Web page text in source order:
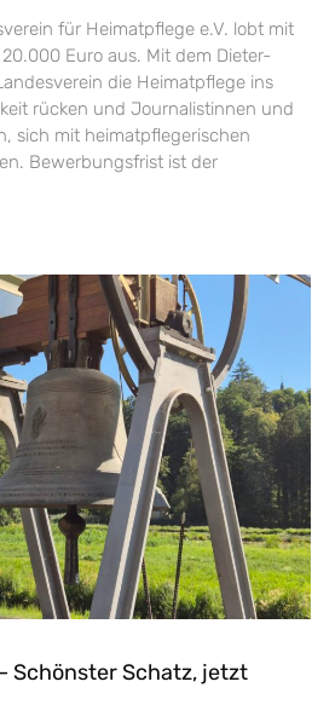
für Heimatpflege e.V. lobt mit
Euro aus. Mit dem Dieter-
die Heimatpflege ins
rücken und Journalistinnen und
sich mit heimatpflegerischen
Bewerbungsfrist ist der
Schönster Schatz, jetzt